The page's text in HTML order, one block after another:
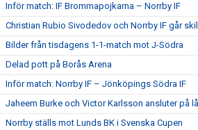
Inför match: IF Brommapojkarna – Norrby IF
Christian Rubio Sivodedov och Norrby IF går
Bilder från tisdagens 1-1-match mot J-Södra
Delad pott på Borås Arena
Inför match: Norrby IF – Jönköpings Södra IF
Jaheem Burke och Victor Karlsson ansluter på
Norrby ställs mot Lunds BK i Svenska Cupen